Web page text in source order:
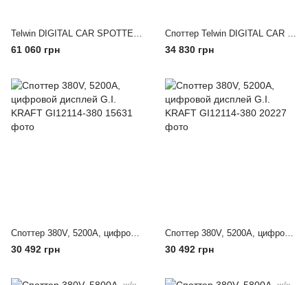
Telwin DIGITAL CAR SPOTTER 5500
61 060 грн
Споттер Telwin DIGITAL CAR PULLER 5000
34 830 грн
Споттер 380V, 5200A, цифровой дисплей G.I. KRAFT GI12114-380
30 492 грн
Споттер 380V, 5200A, цифровой дисплей G.I. KRAFT GI12114-380
30 492 грн